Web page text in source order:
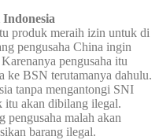
produk meraih izin untuk di
pengusaha China ingin
pengusaha itu
ke BSN terutamanya dahulu.
tanpa mengantongi SNI
itu akan dibilang ilegal.
pengusaha malah akan
barang ilegal.